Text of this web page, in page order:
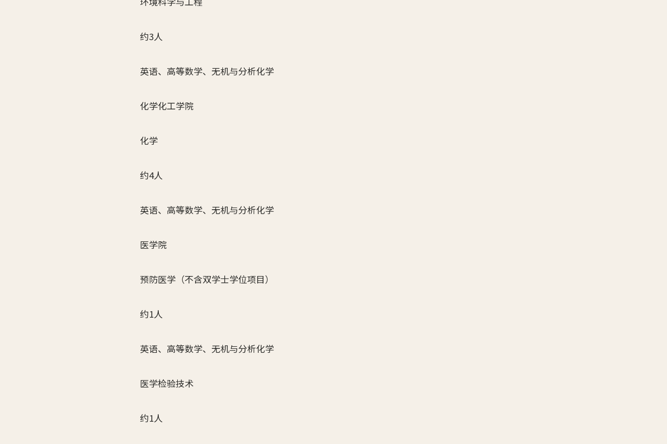
约3人
英语、高等数学、无机与分析化学
化学化工学院
化学
约4人
英语、高等数学、无机与分析化学
医学院
预防医学（不含双学士学位项目）
约1人
英语、高等数学、无机与分析化学
医学检验技术
约1人